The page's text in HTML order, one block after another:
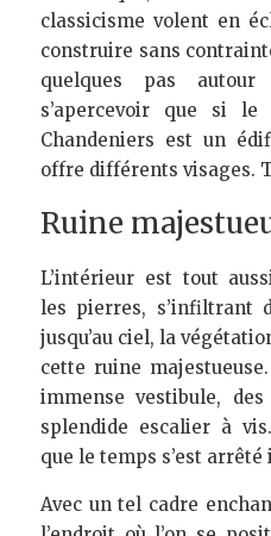
classicisme volent en
construire sans
quelques pas
s’apercevoir que si
Chandeniers est un
offre différents visages.
Ruine
L’intérieur est tout
les pierres, s’infiltrant
jusqu’au ciel, la
cette ruine
immense vestibule,
splendide escalier à
que le temps s’est
Avec un tel cadre